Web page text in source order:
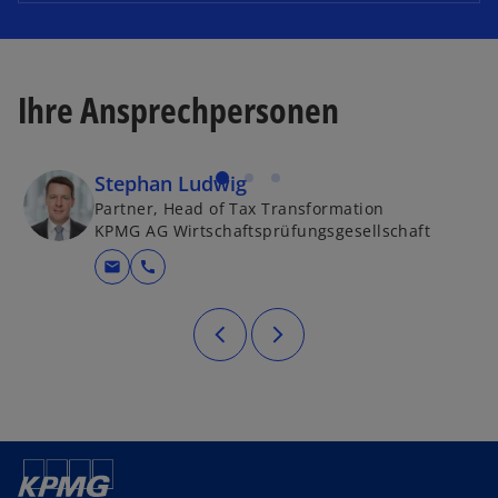
Ihre Ansprechpersonen
Stephan Ludwig
Partner, Head of Tax Transformation
KPMG AG Wirtschaftsprüfungsgesellschaft
mail call